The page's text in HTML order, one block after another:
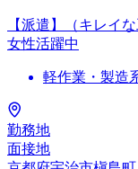
【派遣】（キレイ
女性活躍中
軽作業・製造
勤務地
面接地